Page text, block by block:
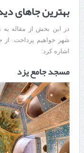
بهترین جاهای
شهر خواهیم پرداخت. از
اشاره کرد:
مسجد جامع یزد